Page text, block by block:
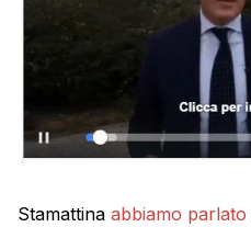
Stamattina abbiamo parlato